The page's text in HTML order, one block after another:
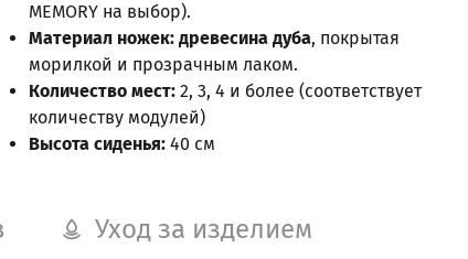
MEMORY на выбор).
Материал ножек: древесина дуба, покрытая
морилкой и прозрачным лаком.
Количество мест:2, 3, 4 и более (соответствует
количеству модулей)
Высота сиденья: 40 см
Уход за изделием